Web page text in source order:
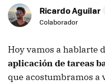
Ricardo Aguilar
Colaborador
Hoy vamos a hablarte
aplicación de tareas
que acostumbramos a